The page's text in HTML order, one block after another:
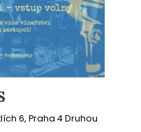
6, Praha 4 Druhou